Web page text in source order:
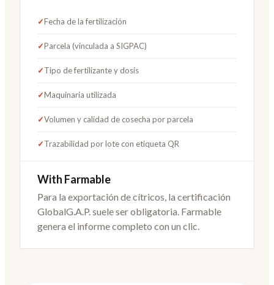
✓Fecha de la fertilización
✓Parcela (vinculada a SIGPAC)
✓Tipo de fertilizante y dosis
✓Maquinaria utilizada
✓Volumen y calidad de cosecha por parcela
✓Trazabilidad por lote con etiqueta QR
With Farmable
Para la exportación de cítricos, la certificación
GlobalG.A.P. suele ser obligatoria. Farmable
genera el informe completo con un clic.